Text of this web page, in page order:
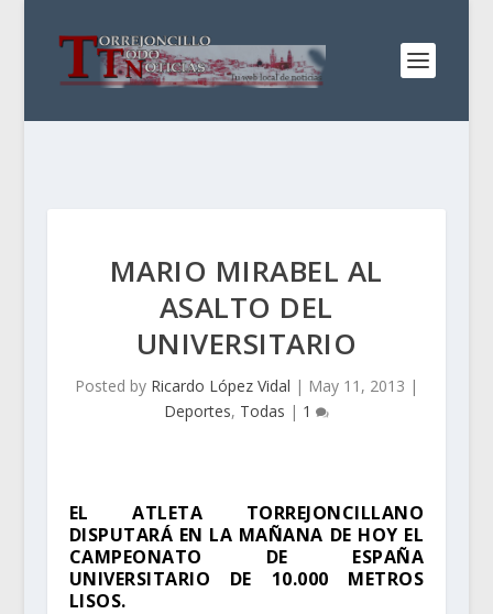
MARIO MIRABEL AL
ASALTO DEL
UNIVERSITARIO
Posted by Ricardo López Vidal | May 11, 2013 |
Deportes, Todas | 1
EL ATLETA TORREJONCILLANO
DISPUTARÁ EN LA MAÑANA DE HOY EL
CAMPEONATO DE ESPAÑA
UNIVERSITARIO DE 10.000 METROS
LISOS.